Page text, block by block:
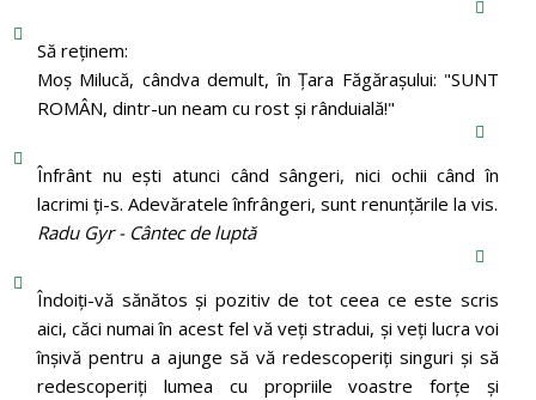
Să reținem:
Moș Milucă, cândva demult, în Ţara Făgăraşului: "SUNT
ROMÂN, dintr-un neam cu rost şi rânduială!"
Înfrânt nu ești atunci când sângeri, nici ochii când în
lacrimi ți-s. Adevăratele înfrângeri, sunt renunțările la vis.
Radu Gyr - Cântec de luptă
Îndoiți-vă sănătos și pozitiv de tot ceea ce este scris
aici, căci numai în acest fel vă veți stradui, și veți lucra voi
înșivă pentru a ajunge să vă redescoperiți singuri și să
redescoperiți lumea cu propriile voastre forțe și